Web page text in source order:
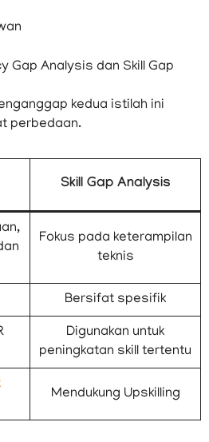
Gap Analysis dan Skill Gap
kedua istilah ini
perbedaan.
Skill Gap Analysis
Fokus pada keterampilan
teknis
Bersifat spesifik
Digunakan untuk
peningkatan skill tertentu
Mendukung Upskilling